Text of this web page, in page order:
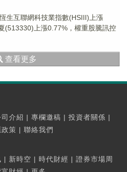
生互聯網科技業指數(HSIII)上漲
(513330)上漲0.77%，權重股騰訊控
查看更多
介紹 | 專欄邀稿 | 投資者關係 |
策 | 聯絡我們
| 新時空 | 時代財經 | 證券市場周